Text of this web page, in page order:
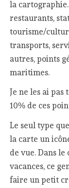
la
restaurants,
tourisme/
transports,
autres, points
maritimes.
Je ne les ai pas
10% de ces
Le seul type
la carte un
de vue. Dans
vacances, ce
faire un petit